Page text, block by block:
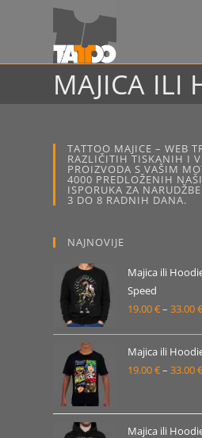
MAJICA ILI
TATTOO MAJICE – WEB
RAZLIČITIH TISKANIH I
PROIZVODA S VAŠIM
4000 PREDLOŽENIH
ISPORUKA ZA
3 DO 8 RADNIH DANA.
NAJNOVIJE
Majica ili
Speed
19.00€– 33.00€
Majica ili
19.00€– 33.00€
Majica ili